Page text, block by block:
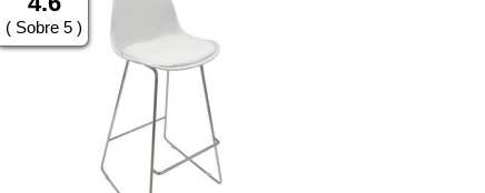
( Sobre 5 )